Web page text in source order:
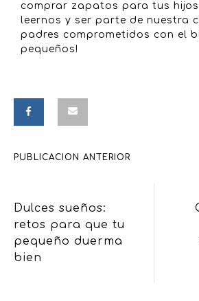
comprar zapatos para tus
leernos y ser parte de nuestra
padres comprometidos con el
pequeños!
PUBLICACIÓN ANTERIOR
Dulces sueños:
retos para que tu
pequeño duerma
bien